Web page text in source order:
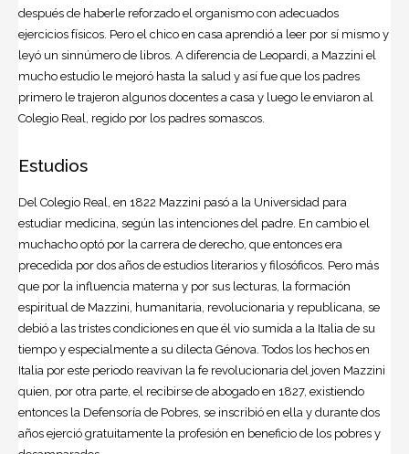
después de haberle reforzado el organismo con adecuados
ejercicios físicos. Pero el chico en casa aprendió a leer por sí mismo y
leyó un sinnúmero de libros. A diferencia de Leopardi, a Mazzini el
mucho estudio le mejoró hasta la salud y así fue que los padres
primero le trajeron algunos docentes a casa y luego le enviaron al
Colegio Real, regido por los padres somascos.
Estudios
Del Colegio Real, en 1822 Mazzini pasó a la Universidad para
estudiar medicina, según las intenciones del padre. En cambio el
muchacho optó por la carrera de derecho, que entonces era
precedida por dos años de estudios literarios y filosóficos. Pero más
que por la influencia materna y por sus lecturas, la formación
espiritual de Mazzini, humanitaria, revolucionaria y republicana, se
debió a las tristes condiciones en que él vio sumida a la Italia de su
tiempo y especialmente a su dilecta Génova. Todos los hechos en
Italia por este periodo reavivan la fe revolucionaria del joven Mazzini
quien, por otra parte, el recibirse de abogado en 1827, existiendo
entonces la Defensoría de Pobres, se inscribió en ella y durante dos
años ejerció gratuitamente la profesión en beneficio de los pobres y